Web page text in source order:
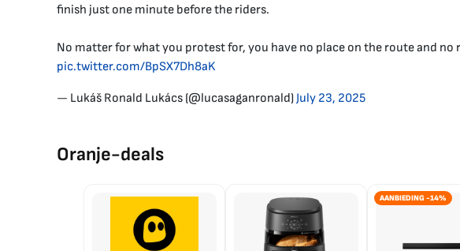
finish just one minute before the riders.
No matter for what you protest for, you have no place on the route and no
pic.twitter.com/BpSX7Dh8aK
— Lukáš Ronald Lukács (@lucasaganronald)July 23, 2025
Oranje-deals
AANBIEDING -14%